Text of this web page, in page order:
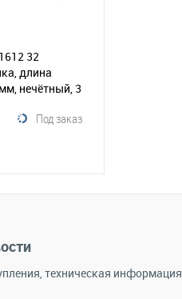
32
длина
нечётный, 3
Под заказ
техническая информация